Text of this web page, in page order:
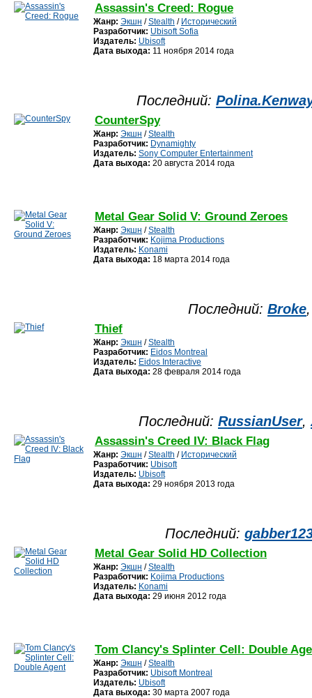
Assassin's Creed: Rogue
Жанр: Экшн /Stealth / Исторический
Разработчик: Ubisoft Sofia
Издатель: Ubisoft
Дата выхода: 11 ноября 2014 года
Последний:
CounterSpy
Жанр: Экшн /Stealth
Разработчик: Dynamighty
Издатель: Sony Computer Entertainment
Дата выхода: 20 августа 2014 года
Metal Gear Solid V: Ground Zeroes
Жанр: Экшн /Stealth
Разработчик: Kojima Productions
Издатель: Konami
Дата выхода: 18 марта 2014 года
Последний: Broke
Thief
Жанр: Экшн /Stealth
Разработчик: Eidos Montreal
Издатель: Eidos Interactive
Дата выхода: 28 февраля 2014 года
Последний: RussianUser,
Assassin's Creed IV: Black Flag
Жанр: Экшн /Stealth / Исторический
Разработчик: Ubisoft
Издатель: Ubisoft
Дата выхода: 29 ноября 2013 года
Последний:
Metal Gear Solid HD Collection
Жанр: Экшн /Stealth
Разработчик: Kojima Productions
Издатель: Konami
Дата выхода: 29 июня 2012 года
Tom Clancy's Splinter Cell: Double
Жанр: Экшн /Stealth
Разработчик: Ubisoft Montreal
Издатель: Ubisoft
Дата выхода: 30 марта 2007 года